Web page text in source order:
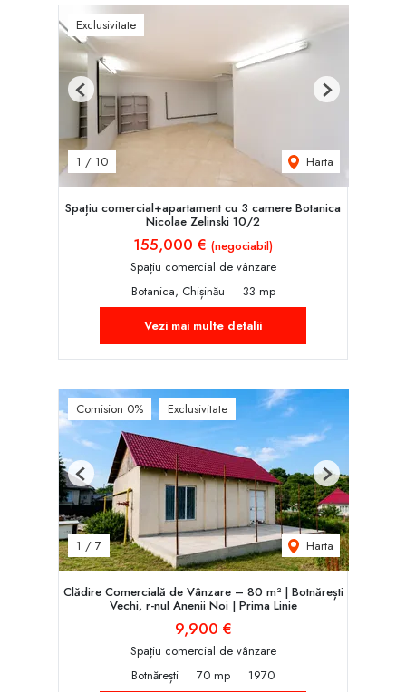
Exclusivitate
1 / 10 Harta
Previous Next
Spațiu comercial+apartament cu 3 camere Botanica
Nicolae Zelinski 10/2
155,000 € (negociabil)
Spațiu comercial de vânzare
Botanica, Chișinău
33 mp
Vezi mai multe detalii
Comision 0% Exclusivitate
1 / 7 Harta
Previous Next
Clădire Comercială de Vânzare – 80 m² | Botnărești
Vechi, r-nul Anenii Noi | Prima Linie
9,900 €
Spațiu comercial de vânzare
Botnărești
70 mp
1970